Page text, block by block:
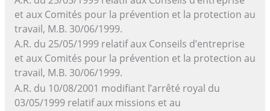
et aux Comités pour la prévention et la protection au
travail, M.B. 30/06/1999.
A.R. du 25/05/1999 relatif aux Conseils d’entreprise
et aux Comités pour la prévention et la protection au
travail, M.B. 30/06/1999.
A.R. du 10/08/2001 modifiant l’arrêté royal du
03/05/1999 relatif aux missions et au